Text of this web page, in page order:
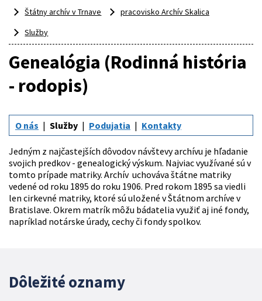
Štátny archív v Trnave
pracovisko Archív Skalica
Služby
Genealógia (Rodinná história
- rodopis)
O nás Služby Podujatia Kontakty
Jedným z najčastejších dôvodov návštevy archívu je hľadanie
svojich predkov - genealogický výskum. Najviac využívané sú v
tomto prípade matriky. Archív uchováva štátne matriky
vedené od roku 1895 do roku 1906. Pred rokom 1895 sa viedli
len cirkevné matriky, ktoré sú uložené v Štátnom archíve v
Bratislave. Okrem matrík môžu bádatelia využiť aj iné fondy,
napríklad notárske úrady, cechy či fondy spolkov.
Dôležité oznamy